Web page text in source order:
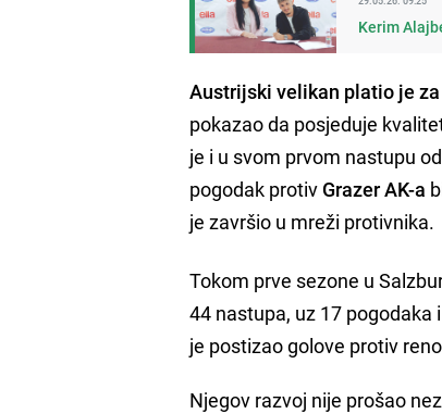
Kerim
Austrijski velikan platio je
pokazao da posjeduje
je i u svom prvom nastupu
pogodak protiv Grazer AK-a
je završio u mreži protivnika.
Tokom prve sezone u
44 nastupa, uz 17 pogodaka
je postizao golove protiv
Njegov razvoj nije prošao